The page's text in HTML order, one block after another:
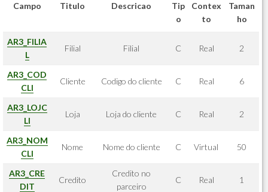
Campo Titulo Descricao
Tip
o
Contex
to
Taman
ho
AR3_FILIA
L
Filial Filial C Real 2
AR3_COD
CLI
Cliente Codigo do cliente C Real 6
AR3_LOJC
LI
Loja Loja do cliente C Real 2
AR3_NOM
CLI
Nome Nome do cliente C Virtual 50
AR3_CRE
DIT
Credito
Credito no
parceiro
C Real 1